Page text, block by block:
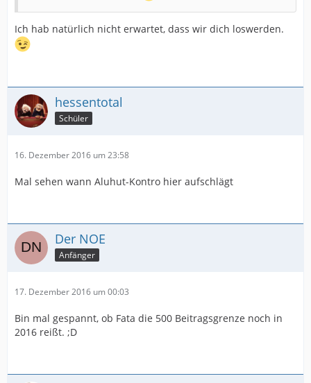
Ich hab natürlich nicht erwartet, dass wir dich loswerden.
hessentotal
Schüler
16. Dezember 2016 um 23:58
Mal sehen wann Aluhut-Kontro hier aufschlägt
Der NOE
Anfänger
17. Dezember 2016 um 00:03
Bin mal gespannt, ob Fata die 500 Beitragsgrenze noch in
2016 reißt. ;D